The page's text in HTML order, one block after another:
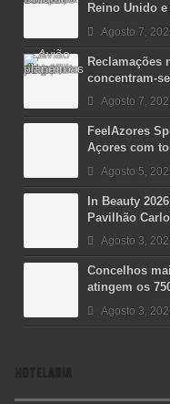
Reino Unido
Agosto 7,
Reclamações
concentram-
Agosto 7,
FeelAzores
Açores com
Agosto 5,
In Beauty
Pavilhão
Agosto 3,
Concelhos
atingem os
Agosto 3,
HOTELARIA